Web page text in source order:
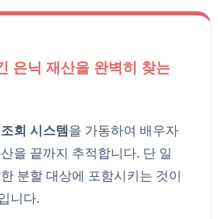
은닉 재산을 완벽히 찾는
회 시스템 을 가동하여 배우자
을 끝까지 추적합니다. 단 일
분할 대상에 포함시키는 것이
니다.